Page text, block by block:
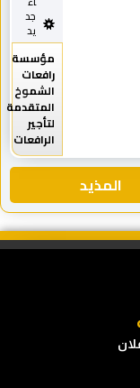
المذيد
جد
يد
مؤسسة
رافعات
الشموخ
المتقدمة
لتأجير
الرافعات